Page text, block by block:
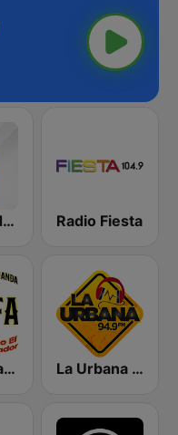
Radio Cadena YSKL La Poderosa Radio Fiesta
La Jefa Radio El Salvador La Urbana 94.9 FM